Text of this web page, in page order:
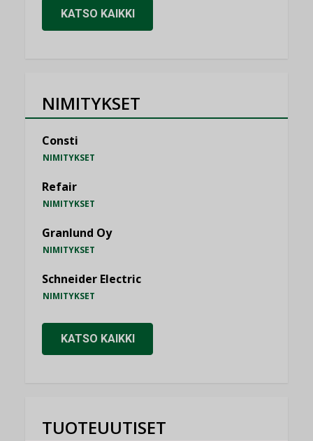
KATSO KAIKKI
NIMITYKSET
Consti
NIMITYKSET
Refair
NIMITYKSET
Granlund Oy
NIMITYKSET
Schneider Electric
NIMITYKSET
KATSO KAIKKI
TUOTEUUTISET